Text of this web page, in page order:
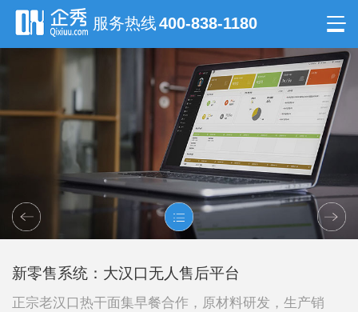
服务热线400-838-1180
新零售系统：大汉口无人售后平台
正宗老汉口热干面集早餐合作，原材料研发，生产销